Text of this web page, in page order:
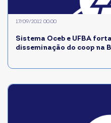
Sistema Oceb e UFBA
disseminação do coop na
17/09/2012 00:00